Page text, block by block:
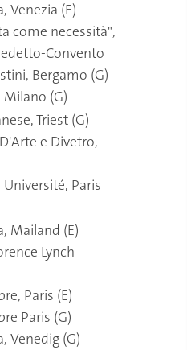
Venezia (E)
come necessità",
Convento
Bergamo (G)
Milano (G)
Triest (G)
e Divetro,
Paris
Mailand (E)
Lynch
Paris (E)
Paris (G)
Venedig (G)